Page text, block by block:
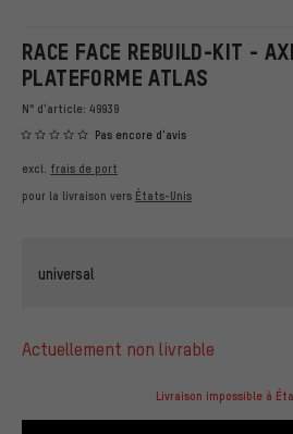
RACE FACE REBUILD-KIT -
PLATEFORME ATLAS
N° d'article: 49939
Pas encore d'avis
excl. frais de port
pour la livraison vers États-Unis
universal
actuellement non livrable
Livraison impossible à